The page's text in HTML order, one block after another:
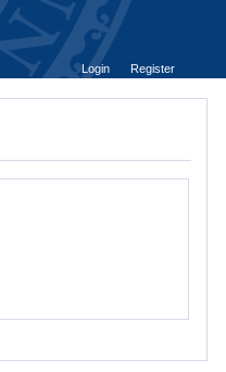
Login
Register